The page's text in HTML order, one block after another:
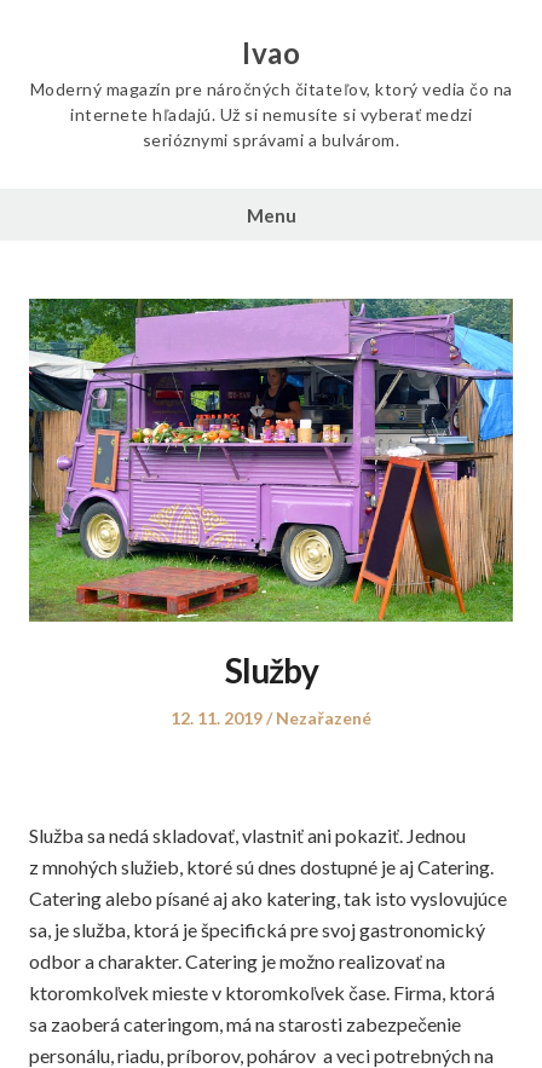
Ivao
Moderný magazín pre náročných čitateľov, ktorý vedia čo na
internete hľadajú. Už si nemusíte si vyberať medzi
serióznymi správami a bulvárom.
Menu
Služby
Posted
12. 11. 2019
Posted
Nezařazené
Služba sa nedá skladovať, vlastniť ani pokaziť. Jednou
z mnohých služieb, ktoré sú dnes dostupné je aj Catering.
Catering alebo písané aj ako katering, tak isto vyslovujúce
sa, je služba, ktorá je špecifická pre svoj gastronomický
odbor a charakter. Catering je možno realizovať na
ktoromkoľvek mieste v ktoromkoľvek čase. Firma, ktorá
sa zaoberá cateringom, má na starosti zabezpečenie
personálu, riadu, príborov, pohárov a veci potrebných na